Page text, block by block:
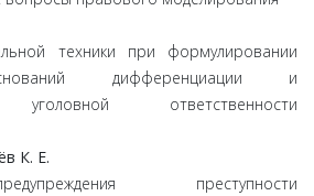
техники при формулировании
дифференциации и
уголовной ответственности
К. Е.
преступности